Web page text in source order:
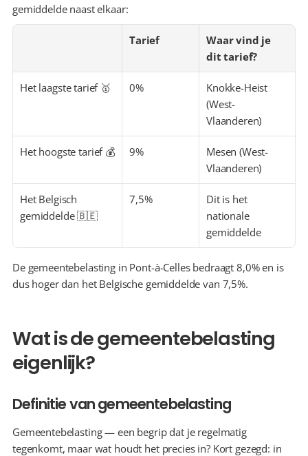
gemiddelde naast elkaar:
Tarief
Waar vind je
dit tarief?
Het laagste tarief 🥇 0%
Knokke-Heist
(West-
Vlaanderen)
Het hoogste tarief 💰 9%
Mesen (West-
Vlaanderen)
Het Belgisch
gemiddelde 🇧🇪
7,5%
Dit is het
nationale
gemiddelde
De gemeentebelasting in Pont-à-Celles bedraagt 8,0% en is
dus hoger dan het Belgische gemiddelde van 7,5%.
Wat is de gemeentebelasting
eigenlijk?
Definitie van gemeentebelasting
Gemeentebelasting — een begrip dat je regelmatig
tegenkomt, maar wat houdt het precies in? Kort gezegd: in